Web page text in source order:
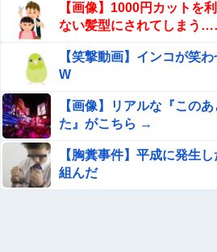
【画像】1000円カットを
ない髪型にされてしまう
【笑撃動画】インコが笑
W
【画像】リアルな『この
た』がこちら →
【胸糞事件】平成に発生
組んだ